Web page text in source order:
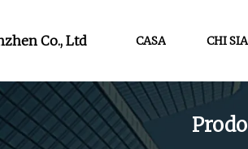
Co., Ltd CASA CHI